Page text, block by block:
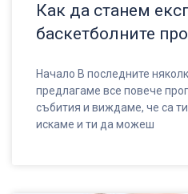
Как да станем
баскетболните
Начало В последните
предлагаме все повече
събития и виждаме, че са
искаме и ти да можеш